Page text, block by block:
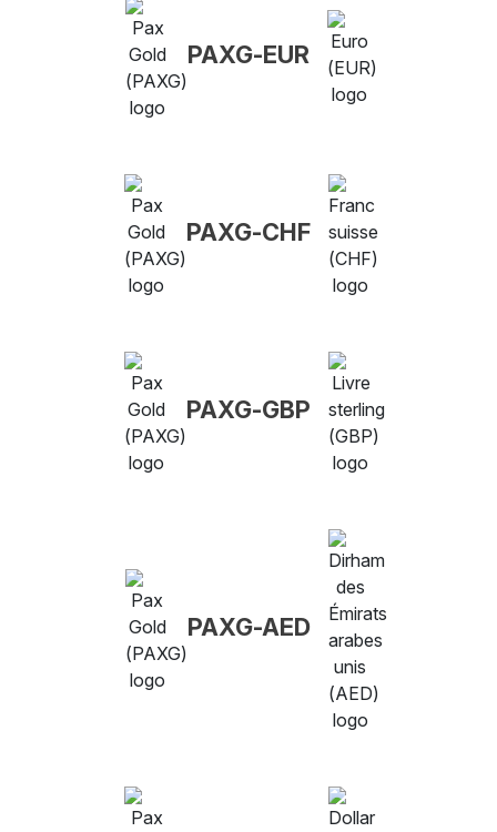
PAXG-EUR
PAXG-CHF
PAXG-GBP
PAXG-AED